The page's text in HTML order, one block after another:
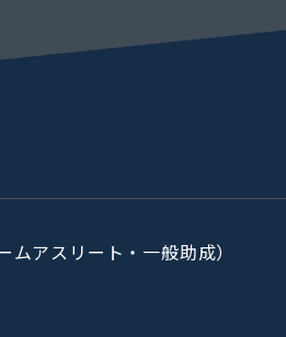
ムアスリート・一般助成）